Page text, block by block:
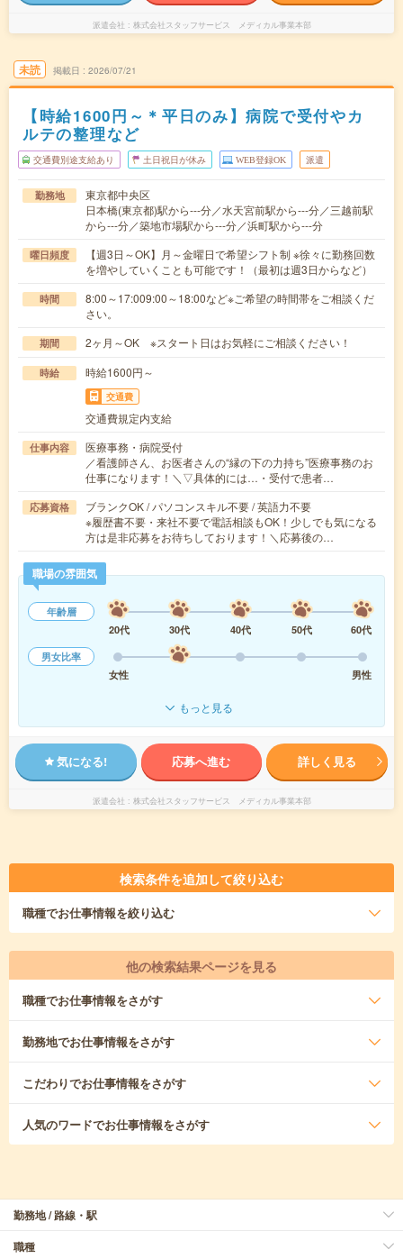
派遣会社 株式会社スタッフサービス メディカル事業本部
未読 掲載日 2026/07/21
【時給1600円～＊平日のみ】病院で受付やカ
ルテの整理など
交通費別途支給あり 土日祝日が休み WEB登録OK 派遣
勤務地
東京都中央区
日本橋(東京都)駅から---分／水天宮前駅から---分／三越前駅
から---分／築地市場駅から---分／浜町駅から---分
曜日頻度
【週3日～OK】月～金曜日で希望シフト制 ※徐々に勤務回数
を増やしていくことも可能です！（最初は週3日からなど）
時間
8:00～17:009:00～18:00など※ご希望の時間帯をご相談くだ
さい。
期間 2ヶ月～OK ※スタート日はお気軽にご相談ください！
時給 時給1600円～
交通費
交通費規定内支給
仕事内容
医療事務・病院受付
／看護師さん、お医者さんの“縁の下の力持ち”医療事務のお
仕事になります！＼▽具体的には…・受付で患者…
応募資格
ブランクOK / パソコンスキル不要 / 英語力不要
※履歴書不要・来社不要で電話相談もOK！少しでも気になる
方は是非応募をお待ちしております！＼応募後の…
職場の雰囲気
年齢層
20代
30代 40代 50代
60代
男女比率
女性
男性
もっと見る
気になる! 応募へ進む 詳しく見る
派遣会社 株式会社スタッフサービス メディカル事業本部
検索条件を追加して絞り込む
職種でお仕事情報を絞り込む
他の検索結果ページを見る
職種でお仕事情報をさがす
勤務地でお仕事情報をさがす
こだわりでお仕事情報をさがす
人気のワードでお仕事情報をさがす
勤務地 / 路線・駅
職種